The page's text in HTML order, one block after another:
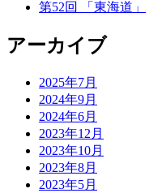
第52回 「東海道」
アーカイブ
2025年7月
2024年9月
2024年6月
2023年12月
2023年10月
2023年8月
2023年5月